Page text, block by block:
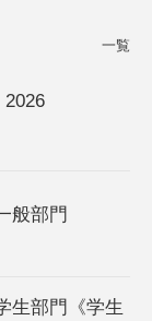
一覧
般部門
生部門《学生